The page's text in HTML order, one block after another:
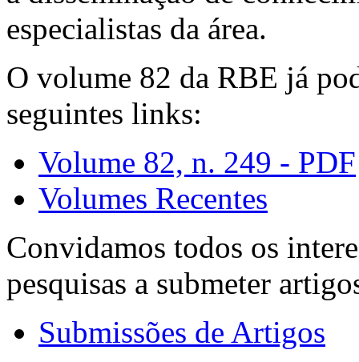
especialistas da área.
O volume 82 da RBE já
seguintes links:
Volume 82, n. 249 - PDF
Volumes Recentes
Convidamos todos os
pesquisas a submeter
Submissões de Artigos